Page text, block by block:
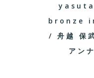
bronze
/ 舟越 保
アン